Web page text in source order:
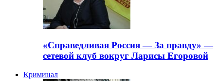
«Справедливая Россия — За правду» —
сетевой клуб вокруг Ларисы Егоровой
Криминал